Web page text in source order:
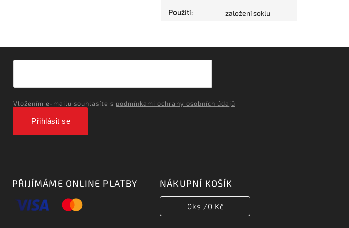
Použití: založení soklu
Vložením e-mailu souhlasíte s podmínkami ochrany osobních údajů
Přihlásit se
PŘIJÍMÁME ONLINE PLATBY NÁKUPNÍ KOŠÍK
0ks /0 Kč